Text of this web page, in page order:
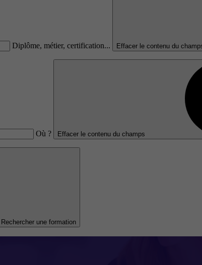
Diplôme, métier, certification... Effacer le contenu du
Où ? Effacer le contenu du champs
Rechercher une formation